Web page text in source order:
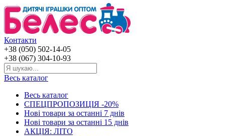
Контакти
+38 (050) 502-14-05
+38 (067) 304-10-93
Весь каталог
Весь каталог
СПЕЦПРОПОЗИЦІЯ -20%
Нові товари за останнi 7 днiв
Нові товари за останнi 15 днiв
АКЦІЯ: ЛІТО